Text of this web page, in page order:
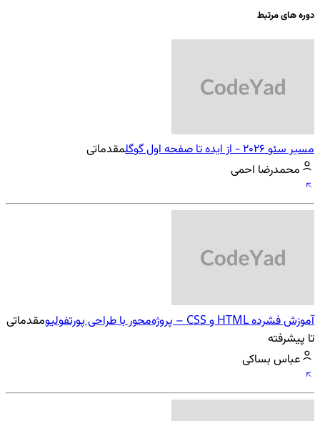
دوره های مرتبط
مسیر سئو 2026 - از ایده تا صفحه اول گوگل
مقدماتی
محمدرضا احمی
آموزش فشرده HTML و CSS – پروژه‌محور با طراحی پورتفولیو
مقدماتی
تا پیشرفته
عباس بساکی